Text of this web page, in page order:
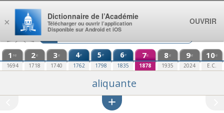
Aller au contenu
1 re
1694
2e
1718
3e
1740
4e
1762
5e
1798
6e
1835
7e
1878
8e
1935
9e
2024
10e
E.C.
aliquante
×
Dictionnaire de l’Académie
Télécharger ou ouvrir l’application
Disponible sur Android et iOS
OUVRIR